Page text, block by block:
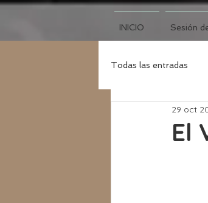
INICIO Sesión
Todas las entradas
Luna Nueva
El
29 oct